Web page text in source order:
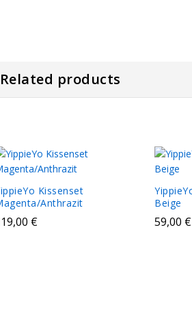
Related products
Kissenset
Anthrazit
€
Beige
59,00 €